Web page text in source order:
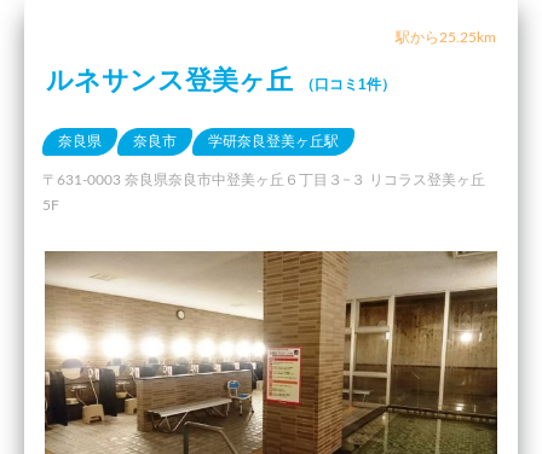
駅から25.25km
ルネサンス登美ヶ丘 （口コミ1件）
奈良県 奈良市 学研奈良登美ヶ丘駅
〒631-0003 奈良県奈良市中登美ヶ丘６丁目３−３ リコラス登美ヶ丘
5F